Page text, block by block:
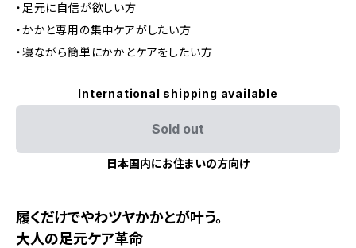
・足元に自信が欲しい方
・かかと専用の集中ケアがしたい方
・寝ながら簡単にかかとケアをしたい方
International shipping available
Sold out
日本国内にお住まいの方向け
履くだけでやわツヤかかとが叶う。
大人の足元ケア革命